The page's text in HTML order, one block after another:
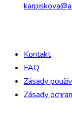
Kontakt
FAQ
Zásady
Zásady